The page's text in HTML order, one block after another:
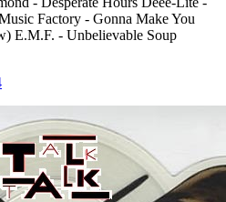
Factory - Gonna Make You
E.M.F. - Unbelievable Soup